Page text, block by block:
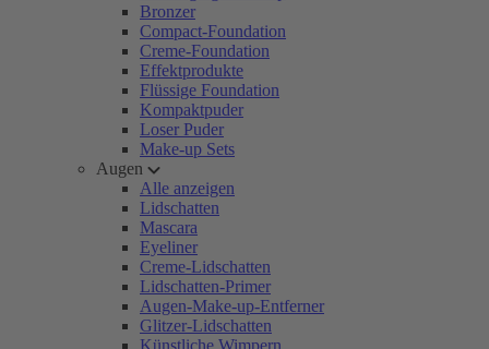
Bronzer
Compact-Foundation
Creme-Foundation
Effektprodukte
Flüssige Foundation
Kompaktpuder
Loser Puder
Make-up Sets
Augen
Alle anzeigen
Lidschatten
Mascara
Eyeliner
Creme-Lidschatten
Lidschatten-Primer
Augen-Make-up-Entferner
Glitzer-Lidschatten
Künstliche Wimpern